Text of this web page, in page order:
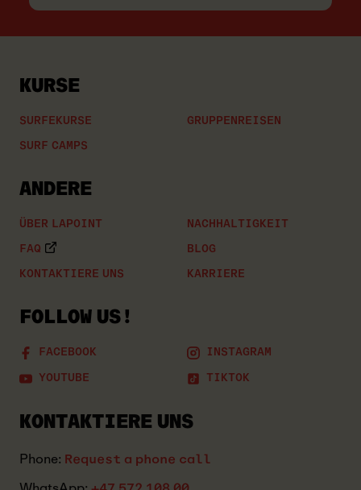
E-
KURSE
SURFEKURSE GRUPPENREISEN
SURF CAMPS
ANDERE
ÜBER LAPOINT NACHHALTIGKEIT
FAQ BLOG
KONTAKTIERE UNS KARRIERE
FOLLOW US!
FACEBOOK INSTAGRAM
YOUTUBE TIKTOK
KONTAKTIERE UNS
Phone: Request a phone call